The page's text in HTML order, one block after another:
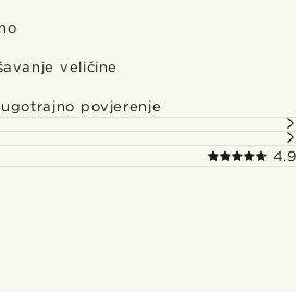
veličine
povjerenje
4.9